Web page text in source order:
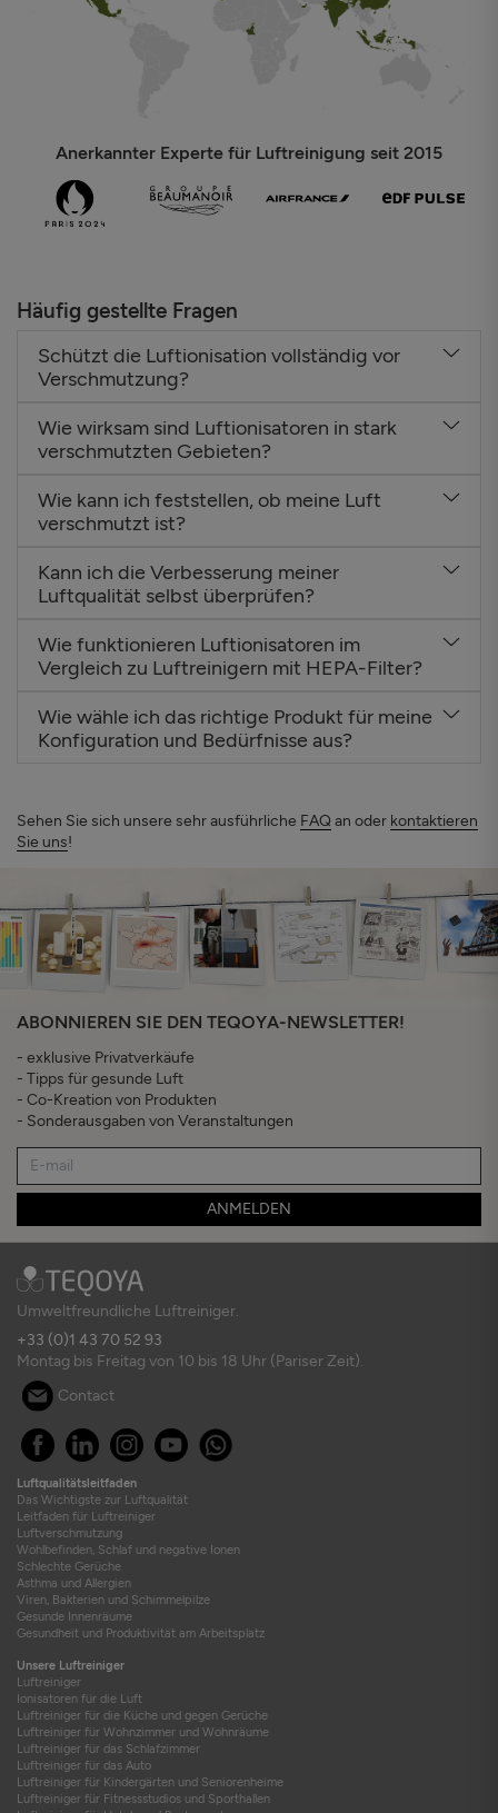
Anerkannter Experte für Luftreinigung seit 2015
Häufig gestellte Fragen
Schützt die Luftionisation vollständig vor
Verschmutzung?
Wie wirksam sind Luftionisatoren in stark
verschmutzten Gebieten?
Wie kann ich feststellen, ob meine Luft
verschmutzt ist?
Kann ich die Verbesserung meiner
Luftqualität selbst überprüfen?
Wie funktionieren Luftionisatoren im
Vergleich zu Luftreinigern mit HEPA-Filter?
Wie wähle ich das richtige Produkt für meine
Konfiguration und Bedürfnisse aus?
Sehen Sie sich unsere sehr ausführliche FAQ an oder kontaktieren
Sie uns!
ABONNIEREN SIE DEN TEQOYA-NEWSLETTER!
- exklusive Privatverkäufe
- Tipps für gesunde Luft
- Co-Kreation von Produkten
- Sonderausgaben von Veranstaltungen
ANMELDEN
Umweltfreundliche Luftreiniger.
+33 (0)1 43 70 52 93
Montag bis Freitag von 10 bis 18 Uhr (Pariser Zeit).
Contact
Luftqualitätsleitfaden
Das Wichtigste zur Luftqualität
Leitfaden für Luftreiniger
Luftverschmutzung
Wohlbefinden, Schlaf und negative Ionen
Schlechte Gerüche
Asthma und Allergien
Viren, Bakterien und Schimmelpilze
Gesunde Innenräume
Gesundheit und Produktivität am Arbeitsplatz
Unsere Luftreiniger
Luftreiniger
Ionisatoren für die Luft
Luftreiniger für die Küche und gegen Gerüche
Luftreiniger für Wohnzimmer und Wohnräume
Luftreiniger für das Schlafzimmer
Luftreiniger für das Auto
Luftreiniger für Kindergärten und Seniorenheime
Luftreiniger für Fitnessstudios und Sporthallen